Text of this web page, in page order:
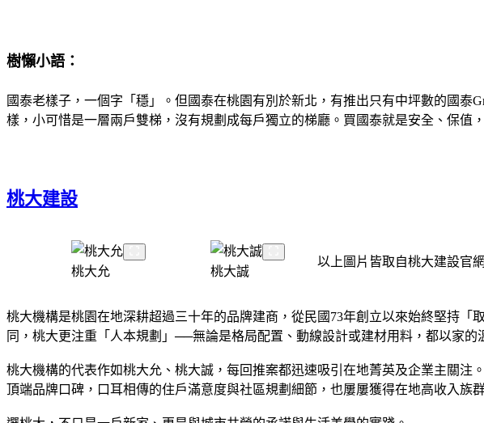
樹懶小語：
國泰老樣子，一個字「穩」。但國泰在桃園有別於新北，有推出只有中坪數的國
樣，小可惜是一層兩戶雙梯，沒有規劃成每戶獨立的梯廳。買國泰就是安全、保值
桃大建設
桃大允 桃大誠
以上圖片皆取自桃大建設官網
桃大機構是桃園在地深耕超過三十年的品牌建商，從民國73年創立以來始終堅持
同，桃大更注重「人本規劃」──無論是格局配置、動線設計或建材用料，都以家的
桃大機構的代表作如桃大允、桃大誠，每回推案都迅速吸引在地菁英及企業主關
頂端品牌口碑，口耳相傳的住戶滿意度與社區規劃細節，也屢屢獲得在地高收入族